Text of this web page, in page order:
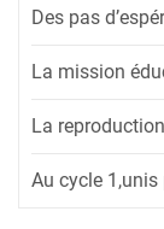
Des pas
La mission
La
Au cycle